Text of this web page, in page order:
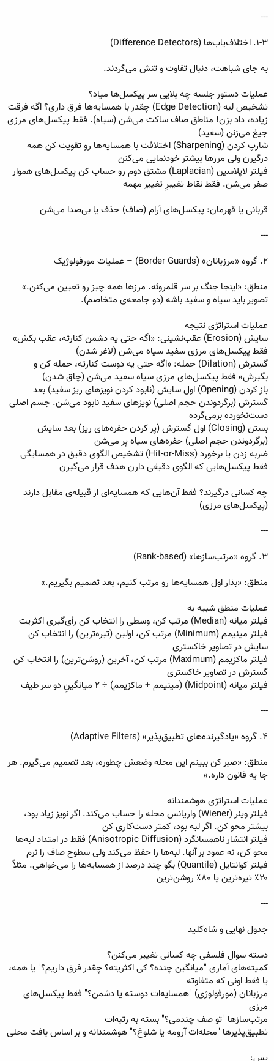
---
۱-۳. اختلاف‌یاب‌ها (Difference Detectors)
به جای شباهت، دنبال تفاوت و تنش می‌گردند.
عملیات دستور جلسه چه بلایی سر پیکسل‌ها میاد؟
تشخیص لبه (Edge Detection) چقدر با همسایه‌ها فرق داری؟ اگه فرقت
زیاده، داد بزن! مناطق صاف ساکت می‌شن (سیاه). فقط پیکسل‌های مرزی
جیغ می‌زنن (سفید)
شارپ کردن (Sharpening) اختلافت با همسایه‌ها رو تقویت کن همه
درگیرن ولی مرزها بیشتر خودنمایی می‌کنن
فیلتر لاپلاسین (Laplacian) مشتق دوم رو حساب کن پیکسل‌های هموار
صفر می‌شن. فقط نقاط تغییرِ تغییر مهمه
قربانی یا قهرمان: پیکسل‌های آرام (صاف) حذف یا بی‌صدا می‌شن
---
۲. گروه «مرزبانان» (Border Guards) – عملیات مورفولوژیک
منطق: «اینجا جنگ بر سر قلمروئه. مرزها همه چیز رو تعیین می‌کنن.»
تصویر باید سیاه و سفید باشه (دو جامعه‌ی متخاصم).
عملیات استراتژی نتیجه
سایش (Erosion) عقب‌نشینی: «اگه حتی یه دشمن کنارته، عقب بکش»
فقط پیکسل‌های مرزی سفید سیاه می‌شن (لاغر شدن)
گسترش (Dilation) حمله: «اگه حتی یه دوست کنارته، حمله کن و
بگیرش» فقط پیکسل‌های مرزی سیاه سفید می‌شن (چاق شدن)
باز کردن (Opening) اول سایش (نابود کردن نویزهای ریز سفید) بعد
گسترش (برگردوندن حجم اصلی) نویزهای سفید نابود می‌شن. جسم اصلی
دست‌نخورده برمی‌گرده
بستن (Closing) اول گسترش (پر کردن حفره‌های ریز) بعد سایش
(برگردوندن حجم اصلی) حفره‌های سیاه پر می‌شن
ضربه زدن یا برخورد (Hit-or-Miss) تشخیص الگوی دقیق در همسایگی
فقط پیکسل‌هایی که الگوی دقیقی دارن هدف قرار می‌گیرن
چه کسانی درگیرند؟ فقط آن‌هایی که همسایه‌ای از قبیله‌ی مقابل دارند
(پیکسل‌های مرزی)
---
۳. گروه «مرتب‌سازها» (Rank-based)
منطق: «بذار اول همسایه‌ها رو مرتب کنیم، بعد تصمیم بگیریم.»
عملیات منطق شبیه به
فیلتر میانه (Median) مرتب کن، وسطی را انتخاب کن رأی‌گیری اکثریت
فیلتر مینیمم (Minimum) مرتب کن، اولین (تیره‌ترین) را انتخاب کن
سایش در تصاویر خاکستری
فیلتر ماکزیمم (Maximum) مرتب کن، آخرین (روشن‌ترین) را انتخاب کن
گسترش در تصاویر خاکستری
فیلتر میانه (Midpoint) (مینیمم + ماکزیمم) ÷ ۲ میانگینِ دو سر طیف
---
۴. گروه «یادگیرنده‌های تطبیق‌پذیر» (Adaptive Filters)
منطق: «صبر کن ببینم این محله وضعش چطوره، بعد تصمیم می‌گیرم. هر
جا یه قانون داره.»
عملیات استراتژی هوشمندانه
فیلتر وینر (Wiener) واریانس محله را حساب می‌کند. اگر نویز زیاد بود،
بیشتر محو کن. اگر لبه بود، کمتر دست‌کاری کن
فیلتر انتشار ناهمسانگرد (Anisotropic Diffusion) فقط در امتداد لبه‌ها
محو کن، نه عمود بر آنها. لبه‌ها را حفظ می‌کند ولی سطوح صاف را نرم
فیلتر کوانتایل (Quantile) بگو چند درصد از همسایه‌ها را می‌خواهی. مثلاً
۲۰٪ تیره‌ترین یا ۸۰٪ روشن‌ترین
---
جدول نهایی و شاه‌کلید
دسته سوال فلسفی چه کسانی تغییر می‌کنن؟
کمیته‌های آماری "میانگین چنده؟ کی اکثریته؟ چقدر فرق داریم؟" یا همه،
یا فقط اونی که متفاوته
مرزبانان (مورفولوژی) "همسایه‌ات دوسته یا دشمن؟" فقط پیکسل‌های
مرزی
مرتب‌سازها "تو صف چندمی؟" بسته به رتبه‌ات
تطبیق‌پذیرها "محله‌ات آرومه یا شلوغ؟" هوشمندانه و بر اساس بافت محلی